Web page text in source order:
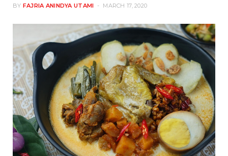
BY FAJRIA ANINDYA UTAMI MARCH 17, 2020